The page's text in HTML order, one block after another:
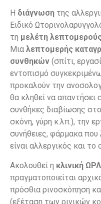
Η διάγνωση της
Ειδικό
τη μελέτη
Μια λεπτομερής
συνθηκών (σπίτι,
εντοπισμό
προκαλούν την
θα κληθεί να απαντήσει
συνθήκες διαβίωσης
σκόνη, γύρη κ.λπ.), την
συνήθειες, φάρμακα
είναι αλλεργικός και το
Ακολουθεί η κλινική
πραγματοποιείται
πρόσθια ρινοσκόπηση
(εξέταση των ρινικών